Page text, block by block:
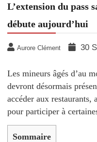
L’extension du pass
débute aujourd’hui
Aurore Clément 30
Les mineurs âgés d’au
devront désormais
accéder aux
pour participer à
Sommaire